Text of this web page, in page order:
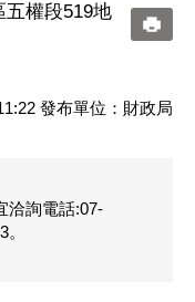
五權段519地
發布單位：財政局
洽詢電話:07-